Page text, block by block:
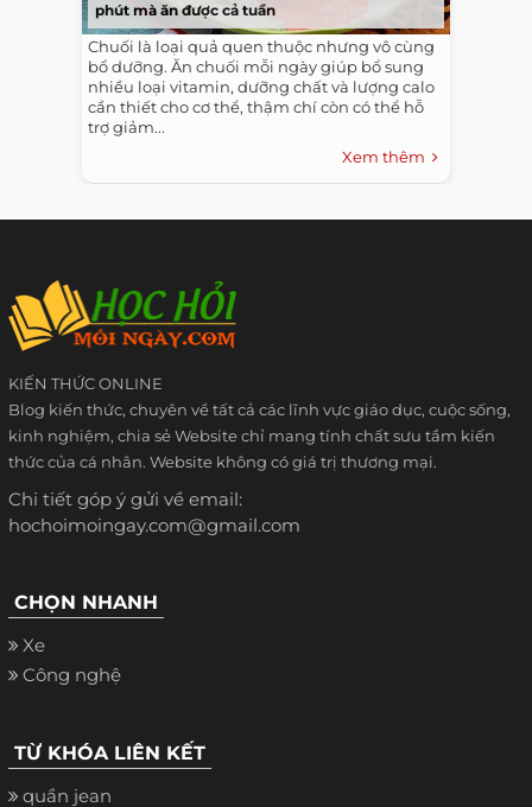
phút mà ăn được cả tuần
Chuối là loại quả quen thuộc nhưng vô cùng
bổ dưỡng. Ăn chuối mỗi ngày giúp bổ sung
nhiều loại vitamin, dưỡng chất và lượng calo
cần thiết cho cơ thể, thậm chí còn có thể hỗ
trợ giảm...
Xem thêm
KIẾN THỨC ONLINE
Blog kiến thức, chuyên về tất cả các lĩnh vực giáo dục, cuộc sống,
kinh nghiệm, chia sẻ Website chỉ mang tính chất sưu tầm kiến
thức của cá nhân. Website không có giá trị thương mại.
Chi tiết góp ý gửi về email:
hochoimoingay.com@gmail.com
CHỌN NHANH
Xe
Công nghệ
TỪ KHÓA LIÊN KẾT
quần jean